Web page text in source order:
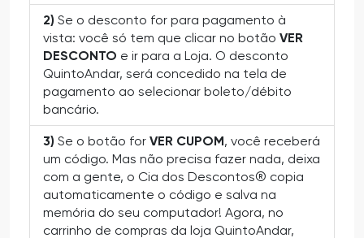
2) Se o desconto for para pagamento à
vista: você só tem que clicar no botão VER
DESCONTO e ir para a Loja. O desconto
QuintoAndar, será concedido na tela de
pagamento ao selecionar boleto/débito
bancário.
3) Se o botão for VER CUPOM, você receberá
um código. Mas não precisa fazer nada, deixa
com a gente, o Cia dos Descontos® copia
automaticamente o código e salva na
memória do seu computador! Agora, no
carrinho de compras da loja QuintoAndar,